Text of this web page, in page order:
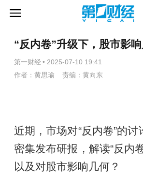
“反内卷”升级下，股市影响
第一财经 • 2025-07-10 19:41
作者：黄思瑜 责编：黄向东
近期，市场对“反内卷”的讨
密集发布研报，解读“反内
以及对股市影响几何？